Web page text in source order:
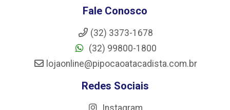
Fale Conosco
(32) 3373-1678
(32) 99800-1800
lojaonline@pipocaoatacadista.com.br
Redes Sociais